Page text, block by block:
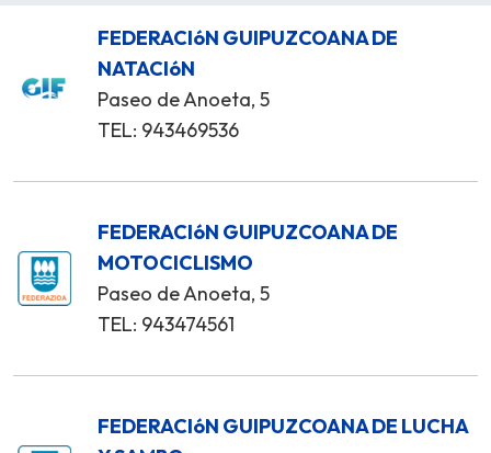
FEDERACIóN GUIPUZCOANA DE
NATACIóN
Paseo de Anoeta, 5
TEL: 943469536
FEDERACIóN GUIPUZCOANA DE
MOTOCICLISMO
Paseo de Anoeta, 5
TEL: 943474561
FEDERACIóN GUIPUZCOANA DE LUCHA